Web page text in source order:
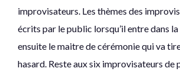
improvisateurs. Les thèmes des
écrits par le public lorsqu’il entre dans la
ensuite le maitre de cérémonie qui va
hasard. Reste aux six improvisateurs de